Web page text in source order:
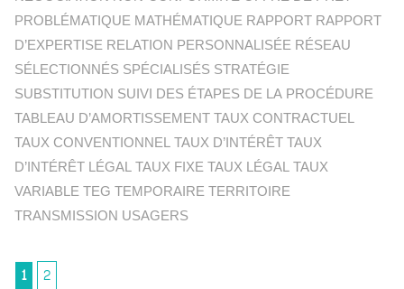
PROBLÉMATIQUE MATHÉMATIQUE RAPPORT RAPPORT
D’EXPERTISE RELATION PERSONNALISÉE RÉSEAU
SÉLECTIONNÉS SPÉCIALISÉS STRATÉGIE
SUBSTITUTION SUIVI DES ÉTAPES DE LA PROCÉDURE
TABLEAU D’AMORTISSEMENT TAUX CONTRACTUEL
TAUX CONVENTIONNEL TAUX D’INTÉRÊT TAUX
D’INTÉRÊT LÉGAL TAUX FIXE TAUX LÉGAL TAUX
VARIABLE TEG TEMPORAIRE TERRITOIRE
TRANSMISSION USAGERS
1 2